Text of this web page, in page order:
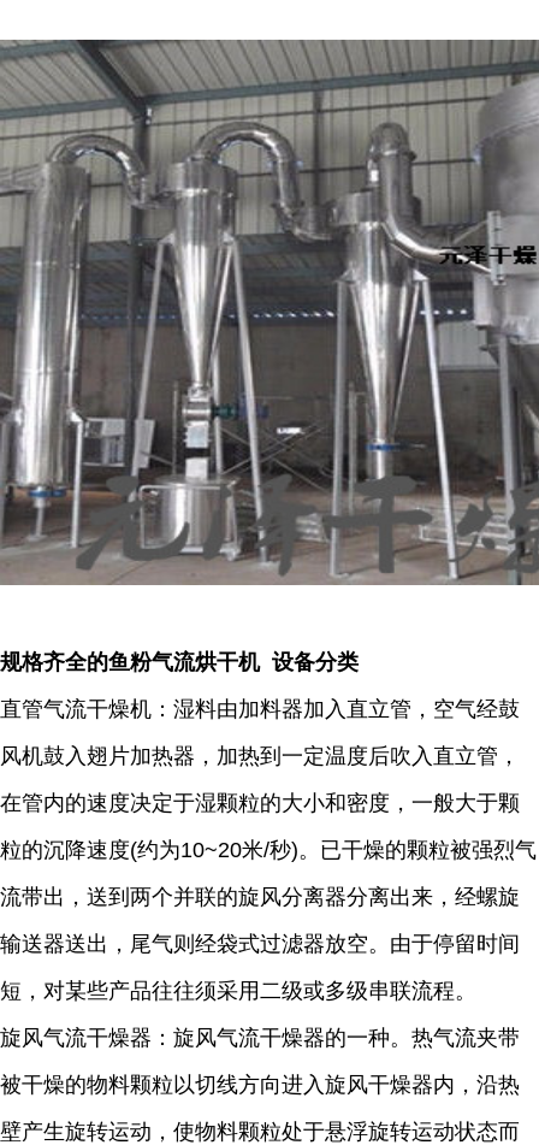
规格齐全的鱼粉气流烘干机 设备分类
直管气流干燥机：湿料由加料器加入直立管，空气经鼓
风机鼓入翅片加热器，加热到一定温度后吹入直立管，
在管内的速度决定于湿颗粒的大小和密度，一般大于颗
粒的沉降速度(约为10~20米/秒)。已干燥的颗粒被强烈气
流带出，送到两个并联的旋风分离器分离出来，经螺旋
输送器送出，尾气则经袋式过滤器放空。由于停留时间
短，对某些产品往往须采用二级或多级串联流程。
旋风气流干燥器：旋风气流干燥器的一种。热气流夹带
被干燥的物料颗粒以切线方向进入旋风干燥器内，沿热
壁产生旋转运动，使物料颗粒处于悬浮旋转运动状态而